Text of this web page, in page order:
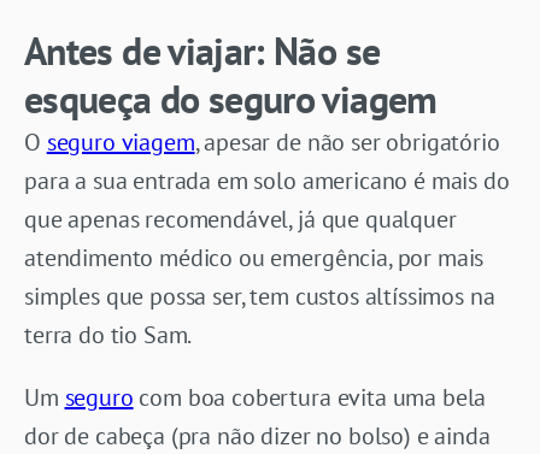
Antes de viajar: Não se
esqueça do seguro viagem
O seguro viagem, apesar de não ser obrigatório
para a sua entrada em solo americano é mais do
que apenas recomendável, já que qualquer
atendimento médico ou emergência, por mais
simples que possa ser, tem custos altíssimos na
terra do tio Sam.
Um seguro com boa cobertura evita uma bela
dor de cabeça (pra não dizer no bolso) e ainda